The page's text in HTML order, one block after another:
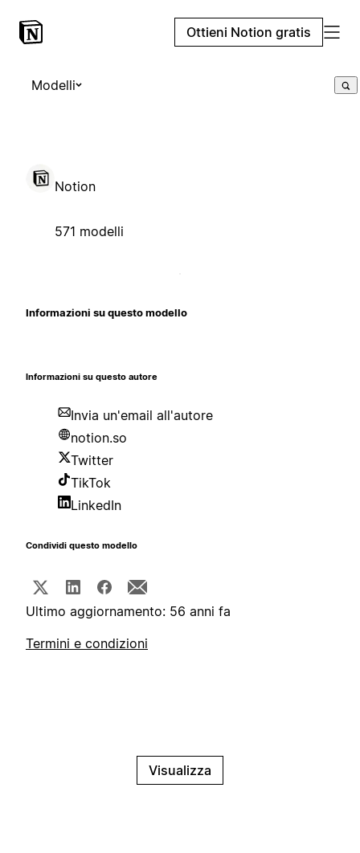
Ottieni Notion gratis
Modelli
Notion
571 modelli
Informazioni su questo modello
Informazioni su questo autore
Invia un'email all'autore
notion.so
Twitter
TikTok
LinkedIn
Condividi questo modello
Ultimo aggiornamento: 56 anni fa
Termini e condizioni
Visualizza